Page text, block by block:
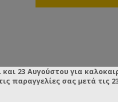
23 Αυγούστου για
παραγγελίες σας μετά τις